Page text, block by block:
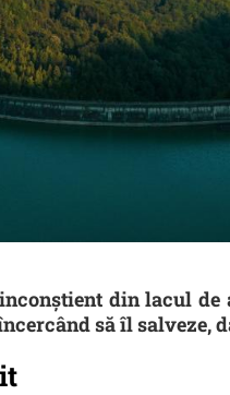
din lacul
să îl salveze,